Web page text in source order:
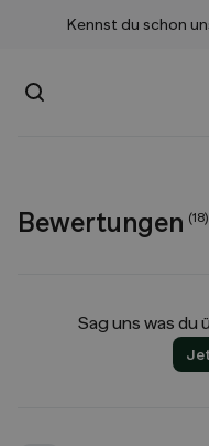
Kennst du schon
Suchen
Bewertungen (18)
Sag uns was du